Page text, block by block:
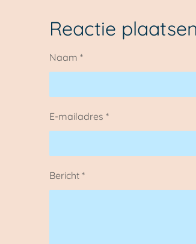
e
n
r
e
Reactie plaatsen
Naam *
E-mailadres *
Bericht *